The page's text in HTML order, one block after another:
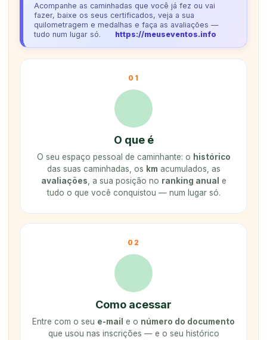
Acompanhe as caminhadas que você já fez ou vai
fazer, baixe os seus certificados, veja a sua
quilometragem e medalhas e faça as avaliações —
tudo num lugar só.
https://meuseventos.info
01
O que é
O seu espaço pessoal de caminhante: o histórico
das suas caminhadas, os km acumulados, as
avaliações , a sua posição no ranking anual e
tudo o que você conquistou — num lugar só.
02
Como acessar
Entre com o seu e-mail e o número do documento
que usou nas inscrições — e o seu histórico